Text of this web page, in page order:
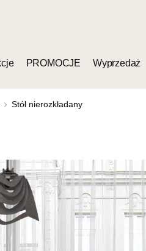
PROMOCJE Wyprzedaż
Stół nierozkładany